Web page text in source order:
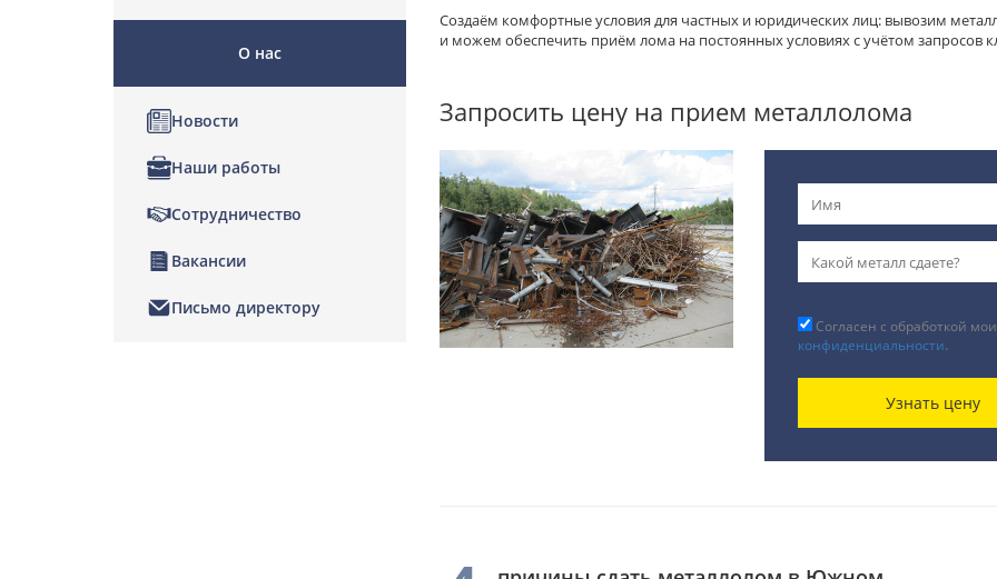
Создаём комфортные условия для частных и юридических лиц: вывозим
и можем обеспечить приём лома на постоянных условиях с учётом запросов
Запросить цену на прием металлолома
Согласен с обработкой
конфиденциальности.
Узнать цену
О нас
Новости
Наши работы
Сотрудничество
Вакансии
Письмо директору